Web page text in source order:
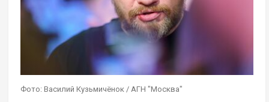
Фото: Василий Кузьмичёнок / АГН "Москва"